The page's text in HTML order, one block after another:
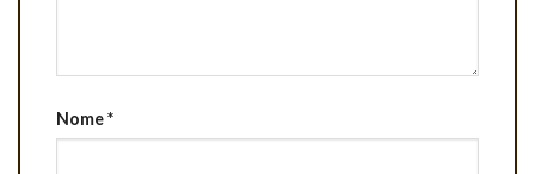
Nome*